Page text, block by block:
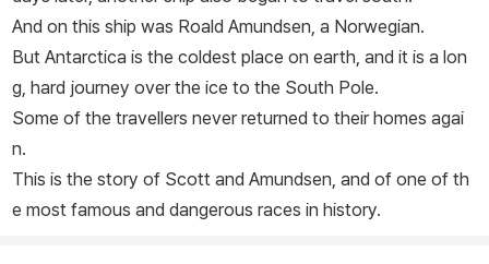
And on this ship was Roald Amundsen, a Norwegian.
But Antarctica is the coldest place on earth, and it is a lon
g, hard journey over the ice to the South Pole.
Some of the travellers never returned to their homes agai
n.
This is the story of Scott and Amundsen, and of one of th
e most famous and dangerous races in history.